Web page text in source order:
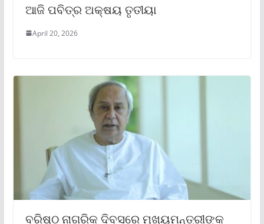
ଆଜି ପବିତ୍ର ଅକ୍ଷୟ ତୃତୀୟା
April 20, 2026
ବରିଷ୍ଠ ନାଗରିକ ଦିବସରେ ମୁଖ୍ୟମନ୍ତ୍ରୀଙ୍କ